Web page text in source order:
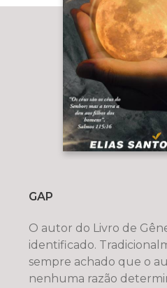
GAP
O autor do Livro de
identificado.
sempre achado que o autor
nenhuma razão